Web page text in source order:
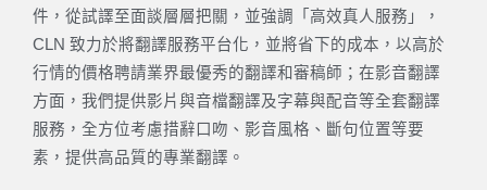
件，從試譯至面談層層把關，並強調「高效真人服務」，
CLN 致力於將翻譯服務平台化，並將省下的成本，以高於
行情的價格聘請業界最優秀的翻譯和審稿師；在影音翻譯
方面，我們提供影片與音檔翻譯及字幕與配音等全套翻譯
服務，全方位考慮措辭口吻、影音風格、斷句位置等要
素，提供高品質的專業翻譯。